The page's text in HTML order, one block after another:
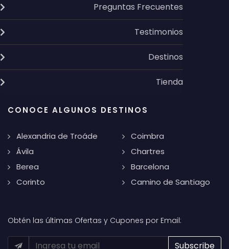
Preguntas Frecuentes
Testimonios
Destinos
Tienda
CONOCE ALGUNOS DESTINOS
Alexandria de Troáde
Ávila
Berea
Corinto
Coimbra
Chartres
Barcelona
Camino de Santiago
Obtén las últimas Ofertas y Cupones por Email: